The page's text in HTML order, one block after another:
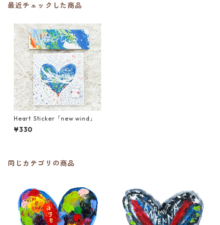
最近チェックした商品
Heart Sticker「new wind」
¥330
同じカテゴリの商品